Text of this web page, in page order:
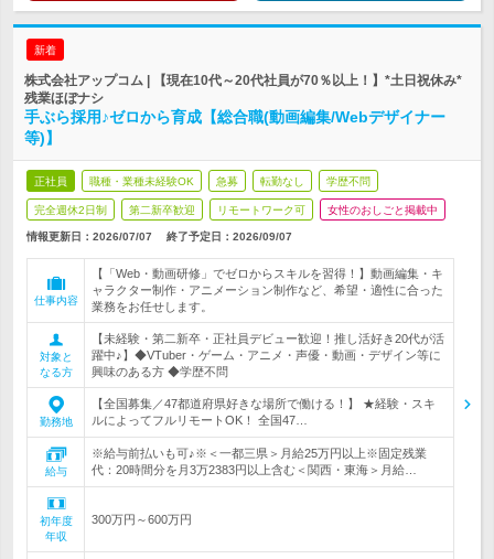
新着
株式会社アップコム | 【現在10代～20代社員が70％以上！】*土日祝休み*
残業ほぼナシ
手ぶら採用♪ゼロから育成【総合職(動画編集/Webデザイナー
等)】
正社員 職種・業種未経験OK 急募 転勤なし 学歴不問
完全週休2日制 第二新卒歓迎 リモートワーク可 女性のおしごと掲載中
情報更新日：2026/07/07 終了予定日： 2026/09/07
仕事内容
【「Web・動画研修」でゼロからスキルを習得！】動画編集・キ
ャラクター制作・アニメーション制作など、希望・適性に合った
業務をお任せします。
対象と
なる方
【未経験・第二新卒・正社員デビュー歓迎！推し活好き20代が活
躍中♪】◆VTuber・ゲーム・アニメ・声優・動画・デザイン等に
興味のある方 ◆学歴不問
勤務地
【全国募集／47都道府県好きな場所で働ける！】 ★経験・スキ
ルによってフルリモートOK！ 全国47…
給与
※給与前払いも可♪※＜一都三県＞月給25万円以上※固定残業
代：20時間分を月3万2383円以上含む＜関西・東海＞月給…
初年度
年収
300万円～600万円